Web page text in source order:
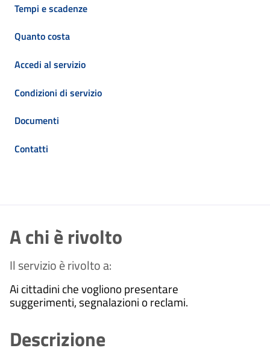
Tempi e scadenze
Quanto costa
Accedi al servizio
Condizioni di servizio
Documenti
Contatti
A chi è rivolto
Il servizio è rivolto a:
Ai cittadini che vogliono presentare
suggerimenti, segnalazioni o reclami.
Descrizione